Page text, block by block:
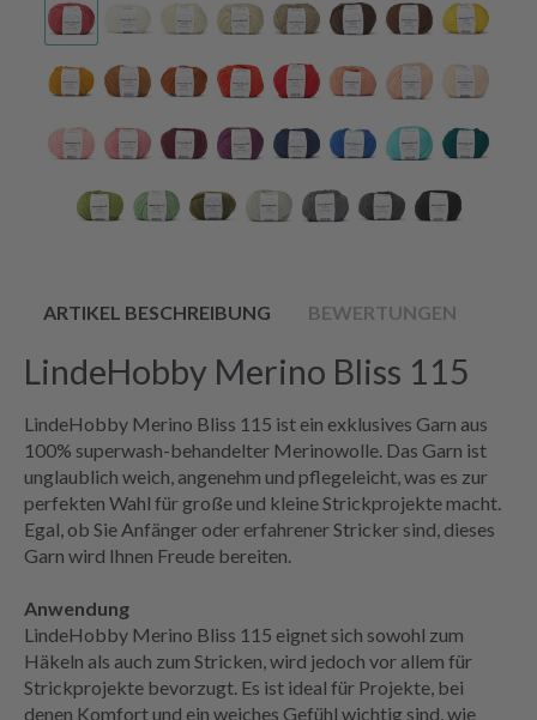
ARTIKEL BESCHREIBUNG BEWERTUNGEN
LindeHobby Merino Bliss 115
LindeHobby Merino Bliss 115 ist ein exklusives Garn aus
100% superwash-behandelter Merinowolle. Das Garn ist
unglaublich weich, angenehm und pflegeleicht, was es zur
perfekten Wahl für große und kleine Strickprojekte macht.
Egal, ob Sie Anfänger oder erfahrener Stricker sind, dieses
Garn wird Ihnen Freude bereiten.
Anwendung
LindeHobby Merino Bliss 115 eignet sich sowohl zum
Häkeln als auch zum Stricken, wird jedoch vor allem für
Strickprojekte bevorzugt. Es ist ideal für Projekte, bei
denen Komfort und ein weiches Gefühl wichtig sind, wie